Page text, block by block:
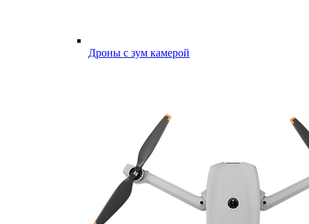
Дроны с зум камерой